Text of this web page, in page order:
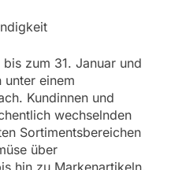
zum 31. Januar und
einem
Kundinnen und
wechselnden
Sortimentsbereichen
über